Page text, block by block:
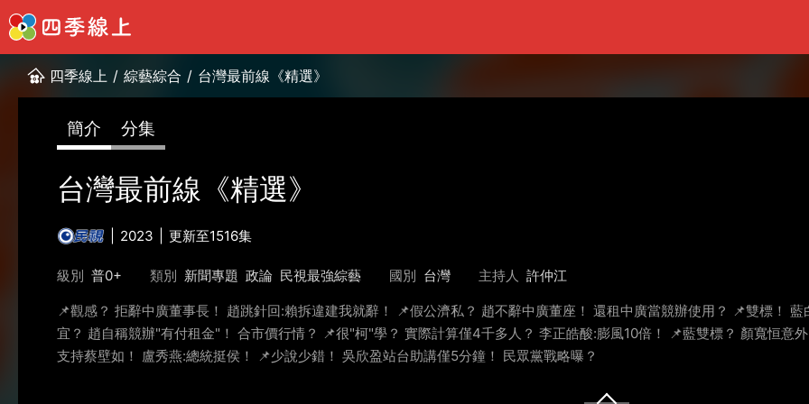
四季線上 / 綜藝綜合 / 台灣最前線《精選》
簡介 分集
台灣最前線《精選》
2023 更新至1516集
級別 普0+ 類別 新聞專題 政論 民視最強綜藝 國別 台灣 主持人 許仲江
📌觀感？ 拒辭中廣董事長！ 趙跳針回:賴拆違建我就辭！ 📌假公濟私？ 趙不辭中廣董座！ 還租中廣當競辦使用？ 📌雙標！
宜？ 趙自稱競辦"有付租金"！ 合市價行情？ 📌很"柯"學？ 實際計算僅4千多人？ 李正皓酸:膨風10倍！ 📌藍雙標？ 顏寬恒意
支持蔡壁如！ 盧秀燕:總統挺侯！ 📌少說少錯！ 吳欣盈站台助講僅5分鐘！ 民眾黨戰略曝？